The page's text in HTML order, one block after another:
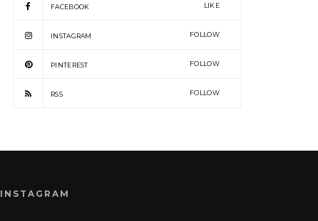
FACEBOOK LIKE
INSTAGRAM FOLLOW
PINTEREST FOLLOW
RSS FOLLOW
INSTAGRAM